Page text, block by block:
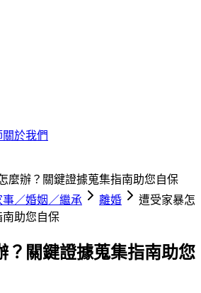
關於我們
麼辦？關鍵證據蒐集指南助您自保
事／婚姻／繼承 離婚
遭受家暴怎
助您自保
？關鍵證據蒐集指南助您